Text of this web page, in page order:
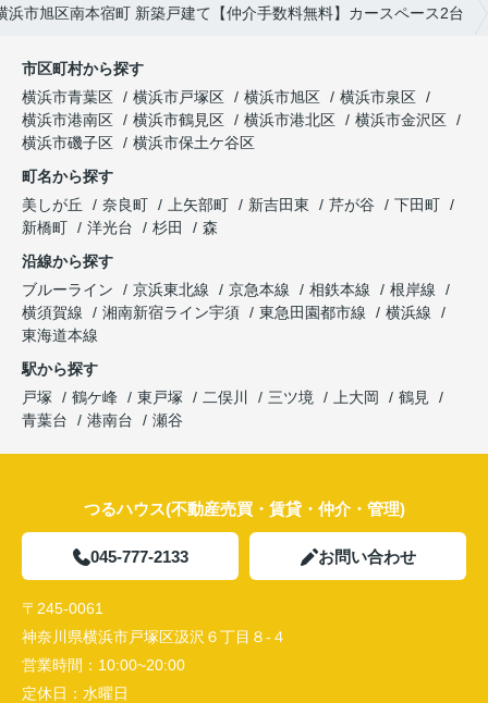
浜市旭区南本宿町 新築戸建て【仲介手数料無料】カースペース2台
市区町村から探す
横浜市青葉区
横浜市戸塚区 横浜市旭区
横浜市泉区
横浜市港南区
横浜市鶴見区 横浜市港北区
横浜市金沢区
横浜市磯子区
横浜市保土ケ谷区
町名から探す
美しが丘
奈良町 上矢部町 新吉田東 芹が谷
下田町
新橋町
洋光台 杉田
森
沿線から探す
ブルーライン
京浜東北線 京急本線 相鉄本線
根岸線
横須賀線
湘南新宿ライン宇須 東急田園都市線
横浜線
東海道本線
駅から探す
戸塚
鶴ケ峰 東戸塚 二俣川 三ツ境 上大岡
鶴見
青葉台
港南台 瀬谷
つるハウス(不動産売買・賃貸・仲介・管理)
045-777-2133 お問い合わせ
〒245-0061
神奈川県横浜市戸塚区汲沢６丁目８-４
営業時間： 10:00~20:00
定休日： 水曜日